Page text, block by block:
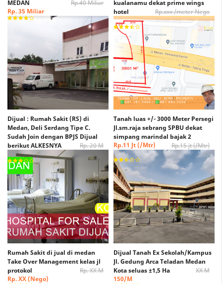
MEDAN
Rp.40 Miliar
Rp. 35 Miliar
kualanamu dekat prime wings
hotel
Rp.xxx /meter Nego
Rp. xxx /Meter Nego
Dijual : Rumah Sakit (RS) di
Medan, Deli Serdang Tipe C.
Sudah Join dengan BPJS Dijual
berikut ALKESNYA
Rp. 20 M
Rp. 15 M (Nego)
Tanah luas +/- 3000 Meter Persegi
Jl.sm.raja sebrang SPBU dekat
simpang marindal bajak 2
Rp.15 jt (/Mtr)
Rp.11 Jt (/Mtr)
(Nego)
Rumah Sakit di jual di medan
Take Over Management kelas jl
protokol
Rp. XX M
Rp. XX (Nego)
Dijual Tanah Ex Sekolah/Kampus
Jl. Gedung Arca Teladan Medan
Kota seluas ±1,5 Ha
XX M
150/M